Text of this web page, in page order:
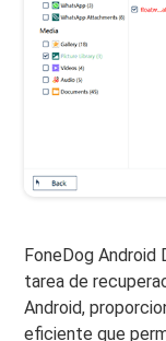
FoneDog Android
tarea de
Android,
eficiente que